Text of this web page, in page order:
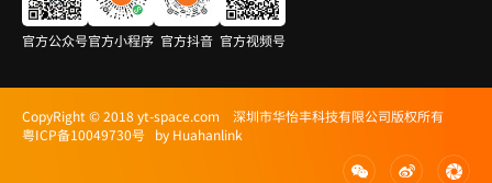
官方公众号官方小程序 官方抖音 官方视频号
CopyRight © 2018 yt-space.com 深圳市华怡丰科技有限公司版权所有
粤ICP备10049730号 by Huahanlink